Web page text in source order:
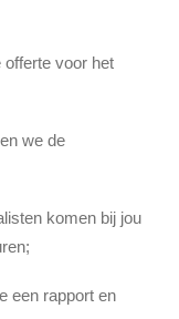
offerte voor het
we de
komen bij jou
een rapport en